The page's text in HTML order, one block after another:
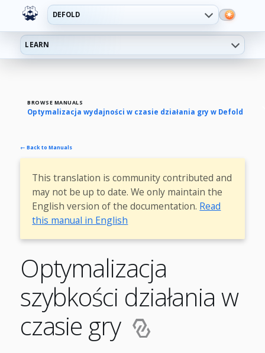
DEFOLD
LEARN
BROWSE MANUALS
Optymalizacja wydajności w czasie działania gry w Defold
← Back to Manuals
This translation is community contributed and
may not be up to date. We only maintain the
English version of the documentation. Read
this manual in English
Optymalizacja
szybkości działania w
czasie gry